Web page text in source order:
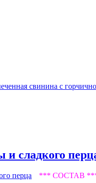
свинина с
и сладкого
*** СОСТАВ